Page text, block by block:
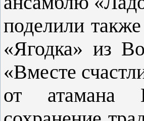
поделили
«Ягодка» из
«Вместе
от атамана